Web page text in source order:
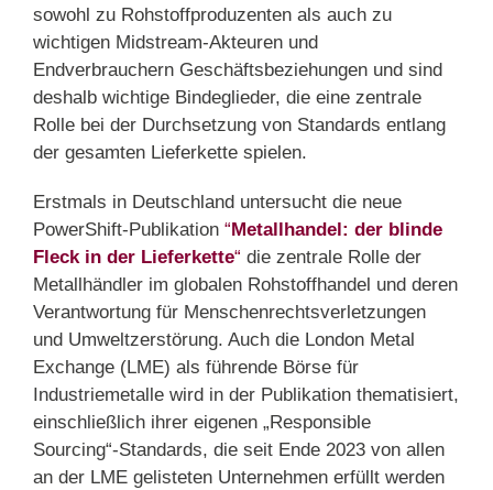
sowohl zu Rohstoffproduzenten als auch zu
wichtigen Midstream-Akteuren und
Endverbrauchern Geschäftsbeziehungen und sind
deshalb wichtige Bindeglieder, die eine zentrale
Rolle bei der Durchsetzung von Standards entlang
der gesamten Lieferkette spielen.
Erstmals in Deutschland untersucht die neue
PowerShift-Publikation “ Metallhandel: der blinde
Fleck in der Lieferkette“ die zentrale Rolle der
Metallhändler im globalen Rohstoffhandel und deren
Verantwortung für Menschenrechtsverletzungen
und Umweltzerstörung. Auch die London Metal
Exchange (LME) als führende Börse für
Industriemetalle wird in der Publikation thematisiert,
einschließlich ihrer eigenen „Responsible
Sourcing“-Standards, die seit Ende 2023 von allen
an der LME gelisteten Unternehmen erfüllt werden